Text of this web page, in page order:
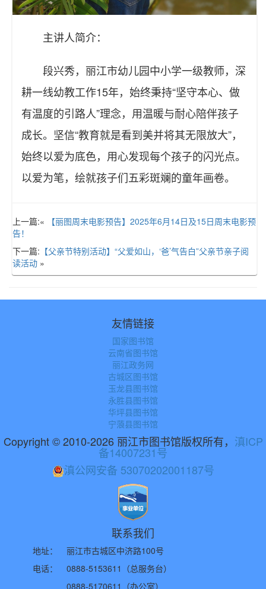
主讲人简介：
段兴秀，丽江市幼儿园中小学一级教师，深
耕一线幼教工作15年，始终秉持“坚守本心、做
有温度的引路人”理念，用温暖与耐心陪伴孩子
成长。坚信“教育就是看到美并将其无限放大”，
始终以爱为底色，用心发现每个孩子的闪光点。
以爱为笔，绘就孩子们五彩斑斓的童年画卷。
上一篇:«
【丽图周末电影预告】2025年6月14日及15日周末电影预
告！
下一篇: 【父亲节特别活动】“父爱如山，‘爸’气告白”父亲节亲子阅
读活动 »
友情链接
国家图书馆
云南省图书馆
丽江政务网
古城区图书馆
玉龙县图书馆
永胜县图书馆
华坪县图书馆
宁蒗县图书馆
Copyright © 2010-2026 丽江市图书馆版权所有， 滇ICP
备14007231号
滇公网安备 53070202001187号
联系我们
地址：
丽江市古城区中济路100号
电话：
0888-5153611（总服务台）
0888-5170611（办公室）